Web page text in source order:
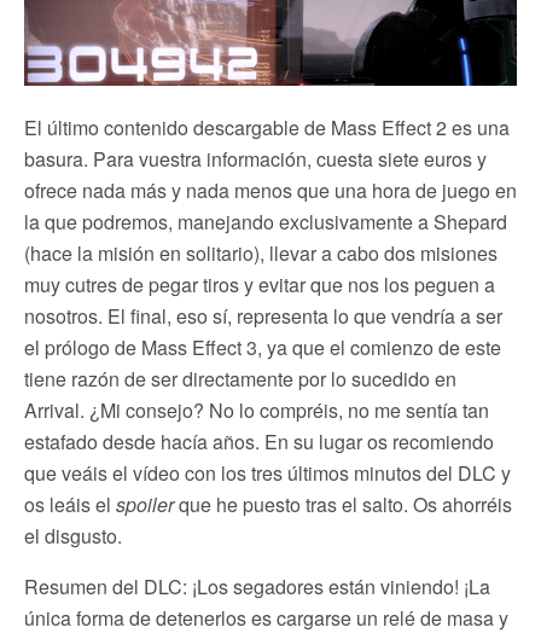
El último contenido descargable de Mass Effect 2 es una
basura. Para vuestra información, cuesta siete euros y
ofrece nada más y nada menos que una hora de juego en
la que podremos, manejando exclusivamente a Shepard
(hace la misión en solitario), llevar a cabo dos misiones
muy cutres de pegar tiros y evitar que nos los peguen a
nosotros. El final, eso sí, representa lo que vendría a ser
el prólogo de Mass Effect 3, ya que el comienzo de este
tiene razón de ser directamente por lo sucedido en
Arrival. ¿Mi consejo? No lo compréis, no me sentía tan
estafado desde hacía años. En su lugar os recomiendo
que veáis el vídeo con los tres últimos minutos del DLC y
os leáis el spoilerque he puesto tras el salto. Os ahorréis
el disgusto.
Resumen del DLC: ¡Los segadores están viniendo! ¡La
única forma de detenerlos es cargarse un relé de masa y